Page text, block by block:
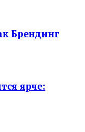
Брендинг
ярче: